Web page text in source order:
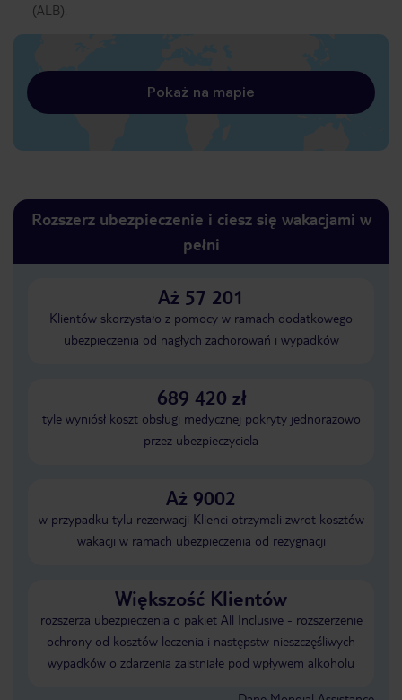
(ALB).
Pokaż na mapie
Rozszerz ubezpieczenie i ciesz się wakacjami w
pełni
Aż 57 201
Klientów skorzystało z pomocy w ramach dodatkowego
ubezpieczenia od nagłych zachorowań i wypadków
689 420 zł
tyle wyniósł koszt obsługi medycznej pokryty jednorazowo
przez ubezpieczyciela
Aż 9002
w przypadku tylu rezerwacji Klienci otrzymali zwrot kosztów
wakacji w ramach ubezpieczenia od rezygnacji
Większość Klientów
rozszerza ubezpieczenia o pakiet All Inclusive - rozszerzenie
ochrony od kosztów leczenia i następstw nieszczęśliwych
wypadków o zdarzenia zaistniałe pod wpływem alkoholu